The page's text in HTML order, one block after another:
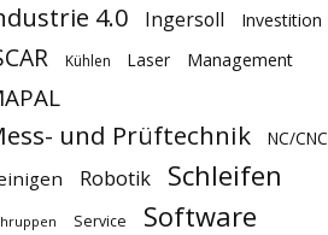
4.0 Ingersoll Investition
Kühlen Laser Management
und Prüftechnik NC/CNC
Robotik Schleifen
Service Software